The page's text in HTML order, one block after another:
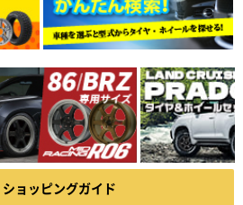
ショッピングガイド